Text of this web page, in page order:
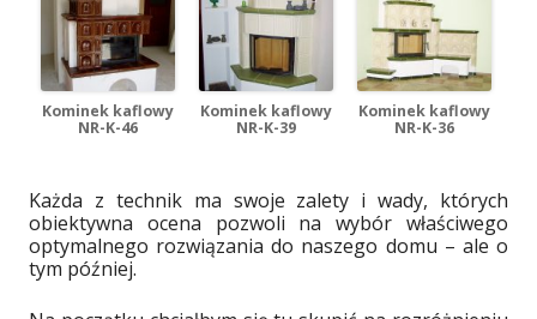
Kominek kaflowy
NR-K-46
Kominek kaflowy
NR-K-39
Kominek kaflowy
NR-K-36
Każda z technik ma swoje zalety i wady, których
obiektywna ocena pozwoli na wybór właściwego
optymalnego rozwiązania do naszego domu – ale o
tym później.